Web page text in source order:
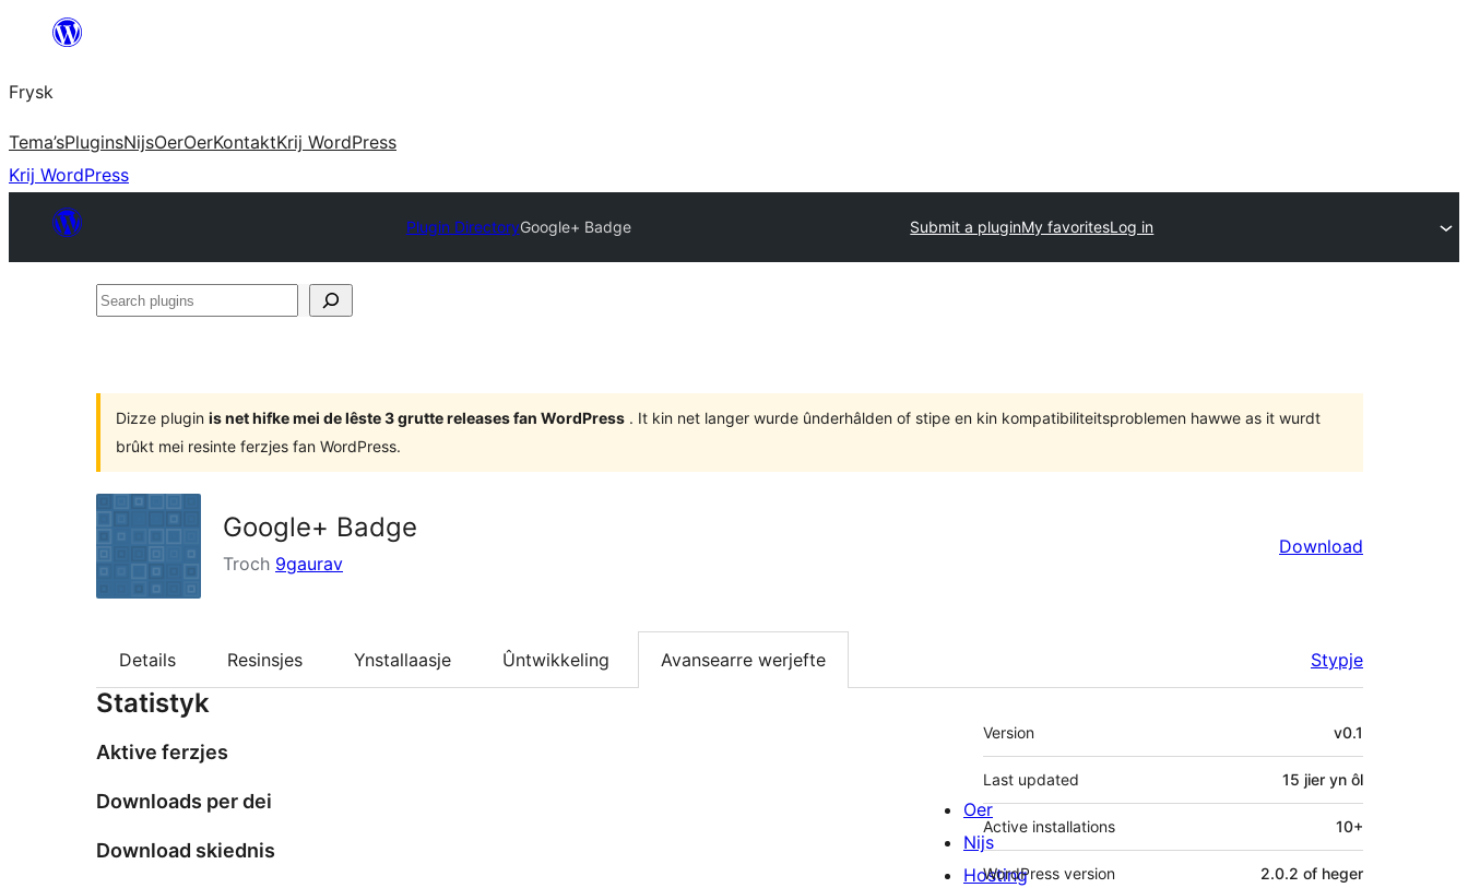
Fierder
ynhâld
Frysk
Tema’sPluginsNijsOerOerKontaktKrij WordPress
Krij WordPress
Plugin DirectoryGoogle+ Badge Submit a pluginMy favoritesLog in
Search
Dizze plugin is net hifke mei de lêste 3 grutte releases fan WordPress . It kin net langer wurde ûnderhâlden of stipe en kin kompatibiliteitsproblemen hawwe as it wurdt
brûkt mei resinte ferzjes fan WordPress.
Google+ Badge
Troch 9gaurav
Download
Details Resinsjes Ynstallaasje Ûntwikkeling Avansearre werjefte Stypje
Statistyk
Aktive ferzjes
Downloads per dei
Download skiednis
Meta
Version v0.1
Last updated 15 jier yn ôl
Active installations 10+
WordPress version 2.0.2 of heger
Oer
Nijs
Hosting